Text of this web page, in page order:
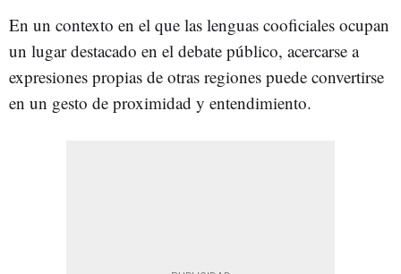
En un contexto en el que las lenguas cooficiales ocupan
un lugar destacado en el debate público, acercarse a
expresiones propias de otras regiones puede convertirse
en un gesto de proximidad y entendimiento.